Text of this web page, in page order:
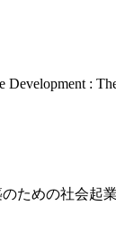
:
ための社会起業